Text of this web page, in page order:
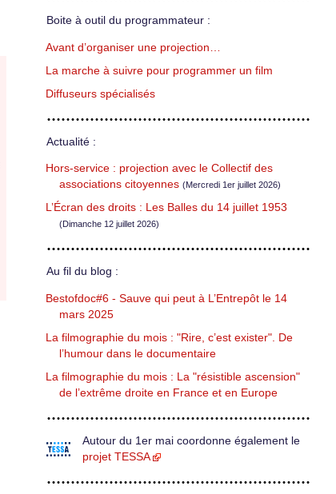
Boite à outil du programmateur :
Avant d’organiser une projection…
La marche à suivre pour programmer un film
Diffuseurs spécialisés
Actualité :
Hors-service : projection avec le Collectif des
associations citoyennes (Mercredi 1er juillet 2026)
L’Écran des droits : Les Balles du 14 juillet 1953
(Dimanche 12 juillet 2026)
Au fil du blog :
Bestofdoc#6 - Sauve qui peut à L’Entrepôt le 14
mars 2025
La filmographie du mois : "Rire, c’est exister". De
l’humour dans le documentaire
La filmographie du mois : La "résistible ascension"
de l’extrême droite en France et en Europe
Autour du 1er mai coordonne également le
projet TESSA